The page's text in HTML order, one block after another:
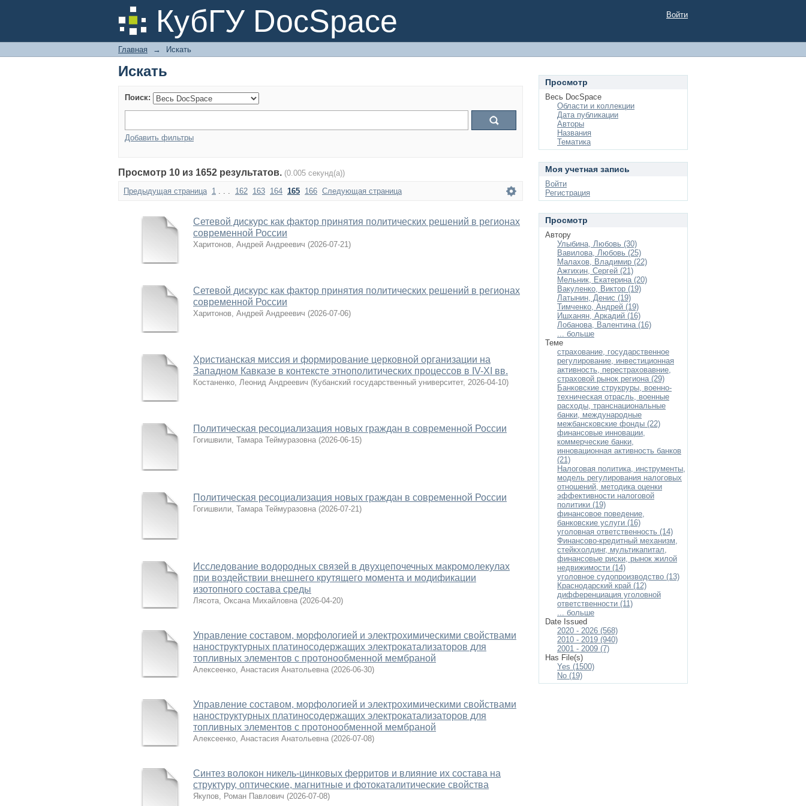
КубГУ DocSpace
Искать Войти
Главная → Искать
Искать
Поиск:
Добавить фильтры
Просмотр 10 из 1652 результатов. (0.005 секунд(а))
Предыдущая страница 1 . . . 162 163 164 165 166 Следующая страница
Сетевой дискурс как фактор принятия политических решений в регионах
современной России
Харитонов, Андрей Андреевич (2026-07-21)
Сетевой дискурс как фактор принятия политических решений в регионах
современной России
Харитонов, Андрей Андреевич (2026-07-06)
Христианская миссия и формирование церковной организации на
Западном Кавказе в контексте этнополитических процессов в IV-XI вв.
Костаненко, Леонид Андреевич (Кубанский государственный университет, 2026-04-10)
Политическая ресоциализация новых граждан в современной России
Гогишвили, Тамара Теймуразовна (2026-06-15)
Политическая ресоциализация новых граждан в современной России
Гогишвили, Тамара Теймуразовна (2026-07-21)
Исследование водородных связей в двухцепочечных макромолекулах
при воздействии внешнего крутящего момента и модификации
изотопного состава среды
Лясота, Оксана Михайловна (2026-04-20)
Управление составом, морфологией и электрохимическими свойствами
наноструктурных платиносодержащих электрокатализаторов для
топливных элементов с протонообменной мембраной
Алексеенко, Анастасия Анатольевна (2026-06-30)
Управление составом, морфологией и электрохимическими свойствами
наноструктурных платиносодержащих электрокатализаторов для
топливных элементов с протонообменной мембраной
Алексеенко, Анастасия Анатольевна (2026-07-08)
Синтез волокон никель-цинковых ферритов и влияние их состава на
структуру, оптические, магнитные и фотокаталитические свойства
Якупов, Роман Павлович (2026-07-08)
Просмотр
Весь DocSpace
Области и коллекции
Дата публикации
Авторы
Названия
Тематика
Моя учетная запись
Войти
Регистрация
Просмотр
Автору
Улыбина, Любовь (30)
Вавилова, Любовь (25)
Малахов, Владимир (22)
Ажгихин, Сергей (21)
Мельник, Екатерина (20)
Вакуленко, Виктор (19)
Латынин, Денис (19)
Тимченко, Андрей (19)
Ишханян, Аркадий (16)
Лобанова, Валентина (16)
... больше
Теме
страхование, государственное
регулирование, инвестиционная
активность, перестраховавние,
страховой рынок региона (29)
Банковские струкруры, военно-
техническая отрасль, военные
расходы, транснациональные
банки, международные
межбансковские фонды (22)
финансовые инновации,
коммерческие банки,
инновационная активность банков
(21)
Налоговая политика, инструменты,
модель регулирования налоговых
отношений, методика оценки
эффективности налоговой
политики (19)
финансовое поведение,
банковские услуги (16)
уголовная ответственность (14)
Финансово-кредитный механизм,
стейкхолдинг, мультикапитал,
финансовые риски, рынок жилой
недвижимости (14)
уголовное судопроизводство (13)
Краснодарский край (12)
дифференциация уголовной
ответственности (11)
... больше
Date Issued
2020 - 2026 (568)
2010 - 2019 (940)
2001 - 2009 (7)
Has File(s)
Yes (1500)
No (19)